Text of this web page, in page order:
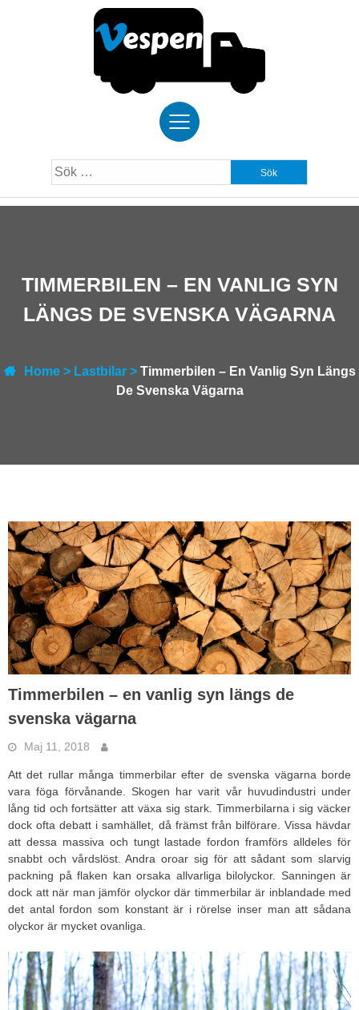
efter:
TIMMERBILEN – EN VANLIG SYN
LÄNGS DE SVENSKA VÄGARNA
Home> Lastbilar> Timmerbilen – En Vanlig Syn Längs
De Svenska Vägarna
Timmerbilen – en vanlig syn längs de
svenska vägarna
Maj 11, 2018
Att det rullar många timmerbilar efter de svenska vägarna borde
vara föga förvånande. Skogen har varit vår huvudindustri under
lång tid och fortsätter att växa sig stark. Timmerbilarna i sig väcker
dock ofta debatt i samhället, då främst från bilförare. Vissa hävdar
att dessa massiva och tungt lastade fordon framförs alldeles för
snabbt och vårdslöst. Andra oroar sig för att sådant som slarvig
packning på flaken kan orsaka allvarliga bilolyckor. Sanningen är
dock att när man jämför olyckor där timmerbilar är inblandade med
det antal fordon som konstant är i rörelse inser man att sådana
olyckor är mycket ovanliga.